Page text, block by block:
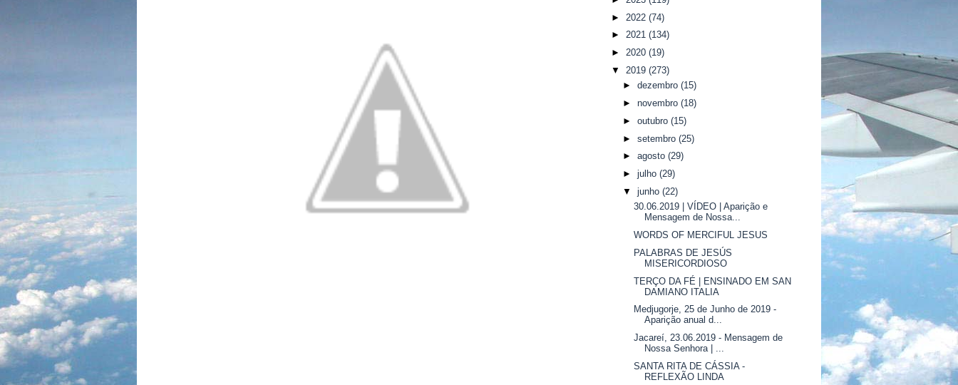
► 2022 (74)
► 2021 (134)
► 2020 (19)
▼ 2019 (273)
► dezembro (15)
► novembro (18)
► outubro (15)
► setembro (25)
► agosto (29)
► julho (29)
▼ junho (22)
30.06.2019 | VÍDEO | Aparição e
Mensagem de Nossa...
WORDS OF MERCIFUL JESUS
PALABRAS DE JESÚS
MISERICORDIOSO
TERÇO DA FÉ | ENSINADO EM SAN
DAMIANO ITALIA
Medjugorje, 25 de Junho de 2019 -
Aparição anual d...
Jacareí, 23.06.2019 - Mensagem de
Nossa Senhora | ...
SANTA RITA DE CÁSSIA -
REFLEXÃO LINDA